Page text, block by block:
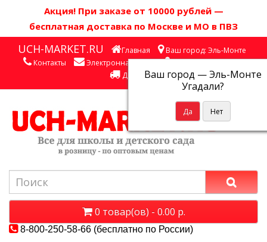
Акция! При заказе от 10000 рублей —
бесплатная доставка по Москве и МО в ПВЗ
UCH-MARKET.RU Главная Ваш город: Эль-Монте
Ваш город —Эль-Монте
Угадали?
Контакты Электронная почта
Личный кабинет
Доставка
0 товар(ов) - 0.00 р.
8-800-250-58-66 (бесплатно по России)